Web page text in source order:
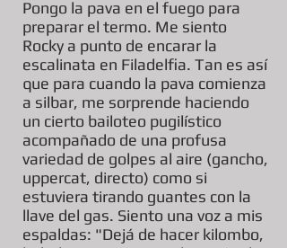
Pongo la pava en el fuego para
preparar el termo. Me siento
Rocky a punto de encarar la
escalinata en Filadelfia. Tan es así
que para cuando la pava comienza
a silbar, me sorprende haciendo
un cierto bailoteo pugilístico
acompañado de una profusa
variedad de golpes al aire (gancho,
uppercat, directo) como si
estuviera tirando guantes con la
llave del gas. Siento una voz a mis
espaldas: "Dejá de hacer kilombo,